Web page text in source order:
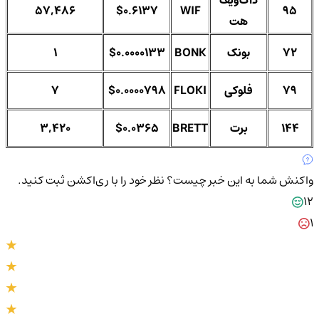
57,486 $0.6137 WIF
هت
95
$0.0000133 BONK بونک
72
7
$0.0000798 FLOKI فلوکی
79
3,420
$0.0365 BRETT برت 144
واکنش شما به این خبر چیست؟نظر خود را با ری‌اکشن ثبت کنید.
12